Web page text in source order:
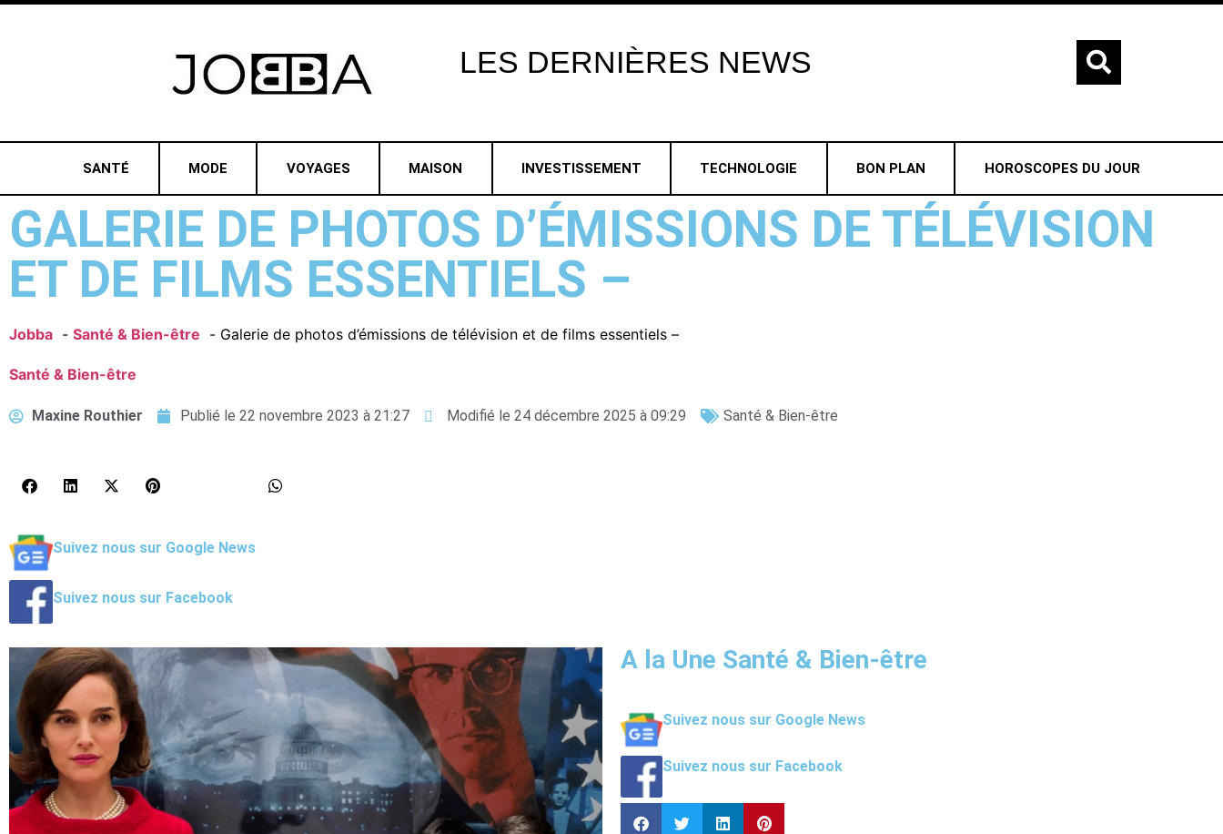
LES DERNIÈRES NEWS
SANTÉ MODE VOYAGES MAISON INVESTISSEMENT TECHNOLOGIE BON PLAN HOROSCOPES DU JOUR
GALERIE DE PHOTOS D’ÉMISSIONS DE TÉLÉVISION
ET DE FILMS ESSENTIELS –
Jobba Santé & Bien-être Galerie de photos d’émissions de télévision et de films essentiels –
Santé & Bien-être
Maxine Routhier Publié le 22 novembre 2023 à 21:27 Modifié le 24 décembre 2025 à 09:29 Santé & Bien-être
Suivez nous sur Google News
Suivez nous sur Facebook
A la Une Santé & Bien-être
Suivez nous sur Google News
Suivez nous sur Facebook